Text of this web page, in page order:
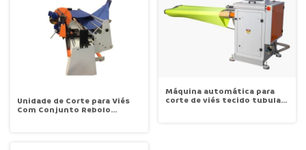
Unidade de Corte para Viés
Com Conjunto Rebolo
Máquina automática para
corte de viés tecido tubular